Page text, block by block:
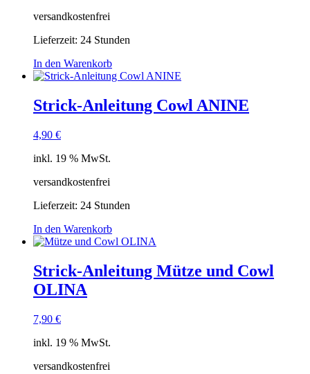
versandkostenfrei
Lieferzeit: 24 Stunden
In den Warenkorb
Strick-Anleitung Cowl ANINE
4,90 €
inkl. 19 % MwSt.
versandkostenfrei
Lieferzeit: 24 Stunden
In den Warenkorb
Strick-Anleitung Mütze und Cowl
OLINA
7,90 €
inkl. 19 % MwSt.
versandkostenfrei